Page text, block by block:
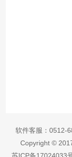
软件客服： 0512-
Copyright ©
苏ICP备17024033